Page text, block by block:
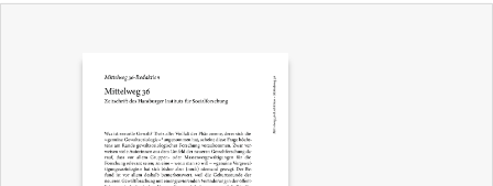
Cookie Laufzeit:
fe_typo_user